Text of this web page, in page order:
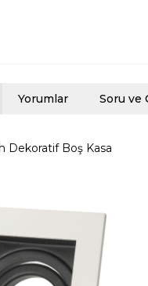
Yorumlar Soru ve
Dekoratif Boş Kasa